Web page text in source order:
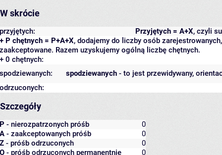
W skrócie
Przyjętych = A+X, czyli
przyjętych:
+ P chętnych = P+A+X, dodajemy do liczby osób
zaakceptowane. Razem uzyskujemy ogólną liczbę chętnych.
+ 0 chętnych:
spodziewanych - to jest przewidywany,
spodziewanych:
odrzuconych:
Szczegóły
P - nierozpatrzonych próśb
0
A - zaakceptowanych próśb
0
Z - próśb odrzuconych
0
O - próśb odrzuconych permanentnie
0